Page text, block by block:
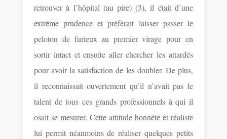
retrouver à l’hôpital (au pire) (3), il était d’une
extrême prudence et préférait laisser passer le
peloton de furieux au premier virage pour en
sortir intact et ensuite aller chercher les attardés
pour avoir la satisfaction de les doubler. De plus,
il reconnaissait ouvertement qu’il n’avait pas le
talent de tous ces grands professionnels à qui il
osait se mesurer. Cette attitude honnête et réaliste
lui permit néanmoins de réaliser quelques petits